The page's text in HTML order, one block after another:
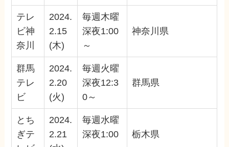
テレ
ビ神
奈川
2024.
2.15
(木)
毎週木曜
深夜1:00
～
神奈川県
群馬
テレ
ビ
2024.
2.20
(火)
毎週火曜
深夜12:3
0～
群馬県
とち
ぎテ
2024.
2.21
毎週水曜
深夜1:00
栃木県